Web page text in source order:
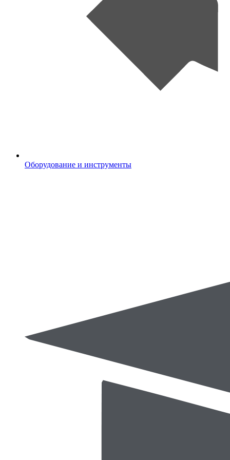
Оборудование и инструменты